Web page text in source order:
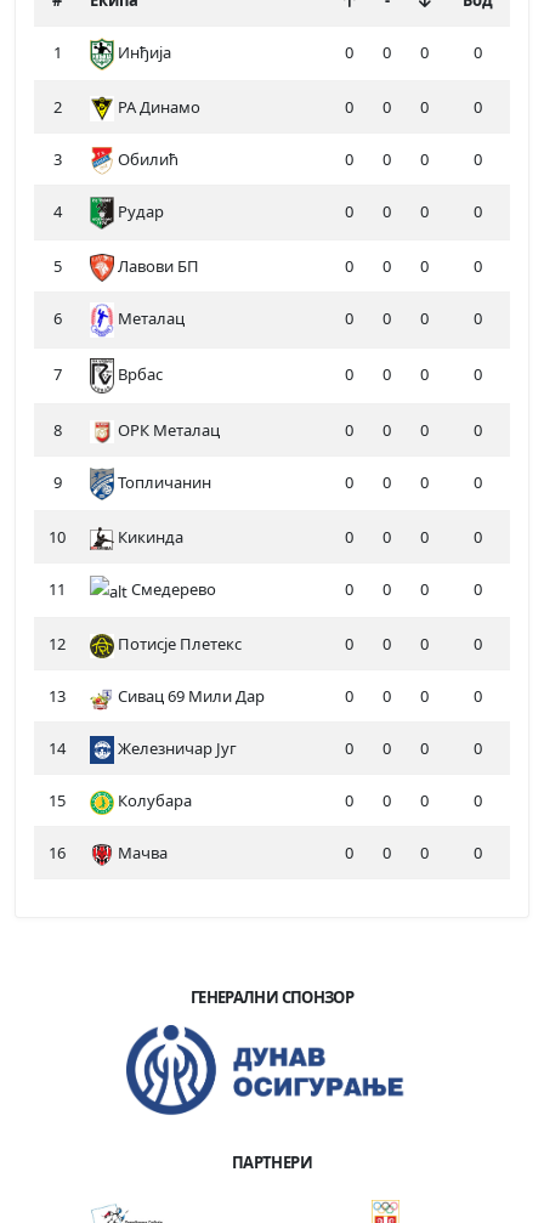
1 Инђија 0 0 0 0
2 РА Динамо 0 0 0 0
3 Обилић 0 0 0 0
4 Рудар 0 0 0 0
5 Лавови БП 0 0 0 0
6 Металац 0 0 0 0
7 Врбас 0 0 0 0
8 ОРК Металац 0 0 0 0
9 Топличанин 0 0 0 0
10 Кикинда 0 0 0 0
11 Смедерево 0 0 0 0
12 Потисје Плетекс 0 0 0 0
13 Сивац 69 Мили Дар 0 0 0 0
14 Железничар Југ 0 0 0 0
15 Колубара 0 0 0 0
16 Мачва 0 0 0 0
ГЕНЕРАЛНИ СПОНЗОР
ПАРТНЕРИ